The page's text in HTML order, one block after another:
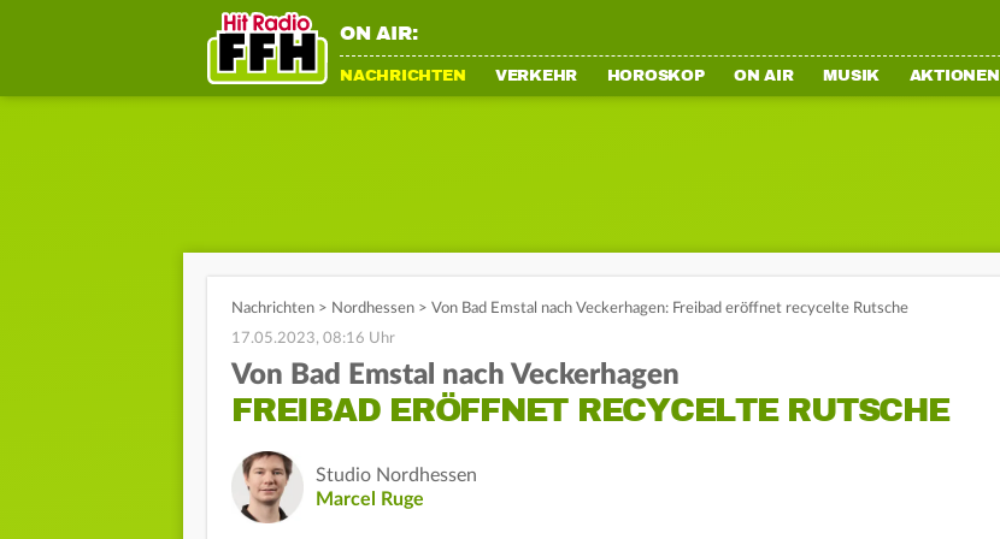
ON AIR:
NACHRICHTEN VERKEHR HOROSKOP ON AIR MUSIK AKTIONEN
Nachrichten > Nordhessen > Von Bad Emstal nach Veckerhagen: Freibad eröffnet recycelte Rutsche
17.05.2023, 08:16 Uhr
Von Bad Emstal nach Veckerhagen
FREIBAD ERÖFFNET RECYCELTE RUTSCHE
Studio Nordhessen
Marcel Ruge